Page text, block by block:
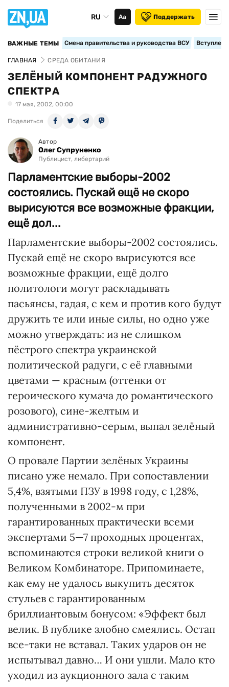
RU Аа Поддержать
ВАЖНЫЕ ТЕМЫ Смена правительства и руководства ВСУ
ГЛАВНАЯ СРЕДА ОБИТАНИЯ
ЗЕЛЁНЫЙ КОМПОНЕНТ РАДУЖНОГО
СПЕКТРА
17 мая, 2002, 00:00
Поделиться
Автор
Олег Супруненко
Публицист, либертарий
Парламентские выборы-2002
состоялись. Пускай ещё не скоро
вырисуются все возможные фракции,
ещё дол...
Парламентские выборы-2002 состоялись.
Пускай ещё не скоро вырисуются все
возможные фракции, ещё долго
политологи могут раскладывать
пасьянсы, гадая, с кем и против кого будут
дружить те или иные силы, но одно уже
можно утверждать: из не слишком
пёстрого спектра украинской
политической радуги, с её главными
цветами — красным (оттенки от
героического кумача до романтического
розового), сине-желтым и
административно-серым, выпал зелёный
компонент.
О провале Партии зелёных Украины
писано уже немало. При сопоставлении
5,4%, взятыми ПЗУ в 1998 году, с 1,28%,
полученными в 2002-м при
гарантированных практически всеми
экспертами 5—7 проходных процентах,
вспоминаются строки великой книги о
Великом Комбинаторе. Припоминаете,
как ему не удалось выкупить десяток
стульев с гарантированным
бриллиантовым бонусом: «Эффект был
велик. В публике злобно смеялись. Остап
все-таки не вставал. Таких ударов он не
испытывал давно… И они ушли. Мало кто
уходил из аукционного зала с таким